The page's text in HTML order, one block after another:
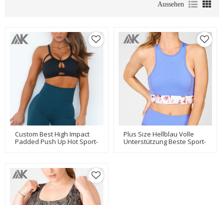
Aussehen
Custom Best High Impact
Padded Push Up Hot Sport-
Plus Size Hellblau Volle
Unterstützung Beste Sport-